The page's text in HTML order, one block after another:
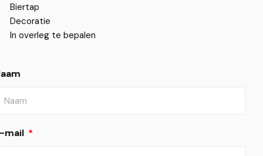
Biertap
Decoratie
In overleg te bepalen
mail